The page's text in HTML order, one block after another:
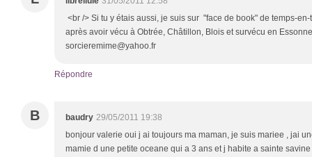
<br /> Si tu y étais aussi, je suis sur "face de book" de temps-
après avoir vécu à Obtrée, Châtillon, Blois et survécu en
sorcieremime@yahoo.fr
Répondre
B baudry 29/05/2011 19:38
bonjour valerie oui j ai toujours ma maman, je suis mariee , jai
mamie d une petite oceane qui a 3 ans et j habite a sainte